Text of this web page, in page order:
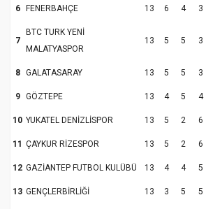
6 FENERBAHÇE 13 6 4 3
7
BTC TURK YENİ
MALATYASPOR
13 5 5 3
8 GALATASARAY 13 5 5 3
9 GÖZTEPE 13 4 5 4
10 YUKATEL DENİZLİSPOR 13 5 2 6
11 ÇAYKUR RİZESPOR 13 5 2 6
12 GAZİANTEP FUTBOL KULÜBÜ 13 4 4 5
13 GENÇLERBİRLİĞİ 13 3 5 5